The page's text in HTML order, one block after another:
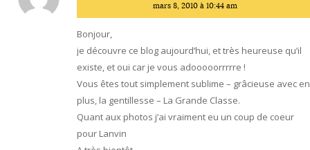
:
mars 8, 2010 à 10:44 am
Bonjour,
je découvre ce blog aujourd’hui, et très heureuse qu’il
existe, et oui car je vous adooooorrrrre !
Vous êtes tout simplement sublime – grâcieuse avec en
plus, la gentillesse – La Grande Classe.
Quant aux photos j’ai vraiment eu un coup de coeur
pour Lanvin